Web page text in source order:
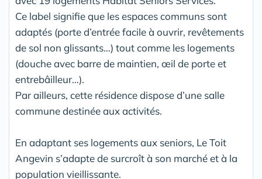
Ce label signifie que les espaces communs sont
adaptés (porte d’entrée facile à ouvrir, revêtements
de sol non glissants…) tout comme les logements
(douche avec barre de maintien, œil de porte et
entrebâilleur…).
Par ailleurs, cette résidence dispose d’une salle
commune destinée aux activités.
En adaptant ses logements aux seniors, Le Toit
Angevin s’adapte de surcroît à son marché et à la
population vieillissante.